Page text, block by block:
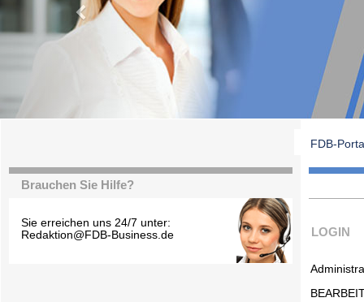
FDB-
Brauchen Sie Hilfe?
Sie erreichen uns 24/7 unter:
Redaktion@FDB-Business.de
LOGIN